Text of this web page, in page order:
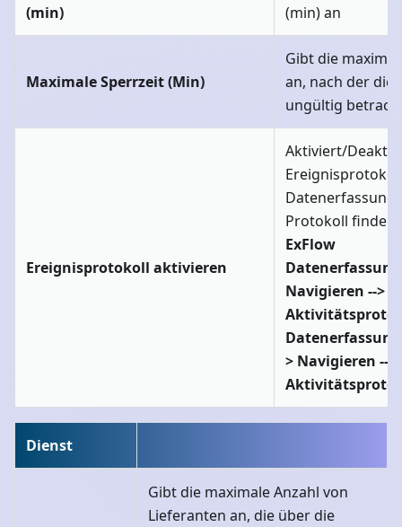
(min)
(min) an
Maximale Sperrzeit (Min)
Gibt die
an, nach der die
ungültig
Ereignisprotokoll aktivieren
Aktiviert/
Protokoll finden
ExFlow
Navigieren -->
> Navigieren -->
Dienst
Gibt die maximale Anzahl von
Lieferanten an, die über die